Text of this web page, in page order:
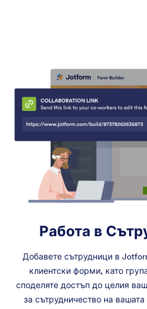
Работа в
Добавете сътрудници в
клиентски форми, като
споделяте достъп до целия
за сътрудничество на